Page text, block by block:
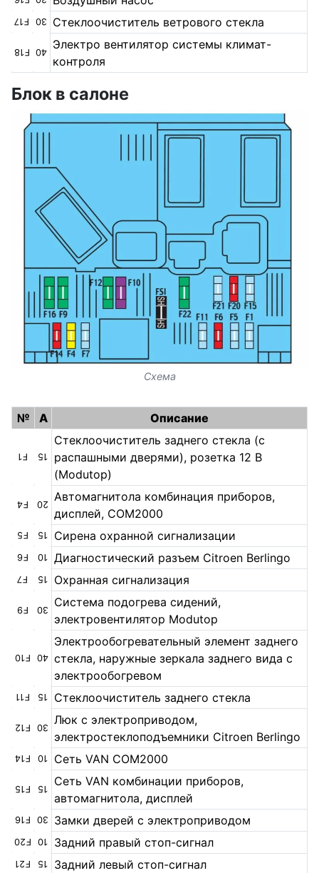
F17 30 Стеклоочиститель ветрового стекла
F18 40
Электро вентилятор системы климат-
контроля
Блок в салоне
Схема
№ A Описание
F1 15
Стеклоочиститель заднего стекла (с
распашными дверями), розетка 12 В
(Modutop)
F4 20
Автомагнитола комбинация приборов,
дисплей, СОМ2000
F5 15 Сирена охранной сигнализации
F6 10 Диагностический разъем Citroen Berlingo
F7 15 Охранная сигнализация
F9 30
Система подогрева сидений,
электровентилятор Modutop
F10 40
Электрообогревательный элемент заднего
стекла, наружные зеркала заднего вида с
электрообогревом
F11 15 Стеклоочиститель заднего стекла
F12 30
Люк с электроприводом,
электростеклоподъемники Citroen Berlingo
F14 10 Сеть VAN COM2000
F15 15
Сеть VAN комбинации приборов,
автомагнитола, дисплей
F16 30 Замки дверей с электроприводом
F20 10 Задний правый стоп-сигнал
F21 15 Задний левый стоп-сигнал